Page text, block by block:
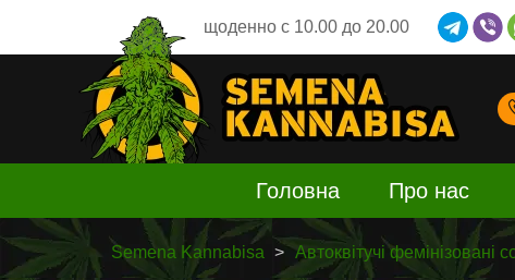
щоденно c 10.00 до 20.00
Головна Про нас
Semena Kannabisa Автоквітучі фемінізовані